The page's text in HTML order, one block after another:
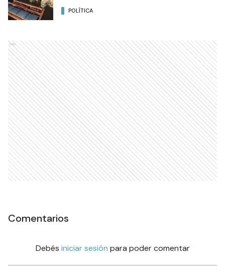
POLÍTICA
Ads
Comentarios
Debés iniciar sesión para poder comentar